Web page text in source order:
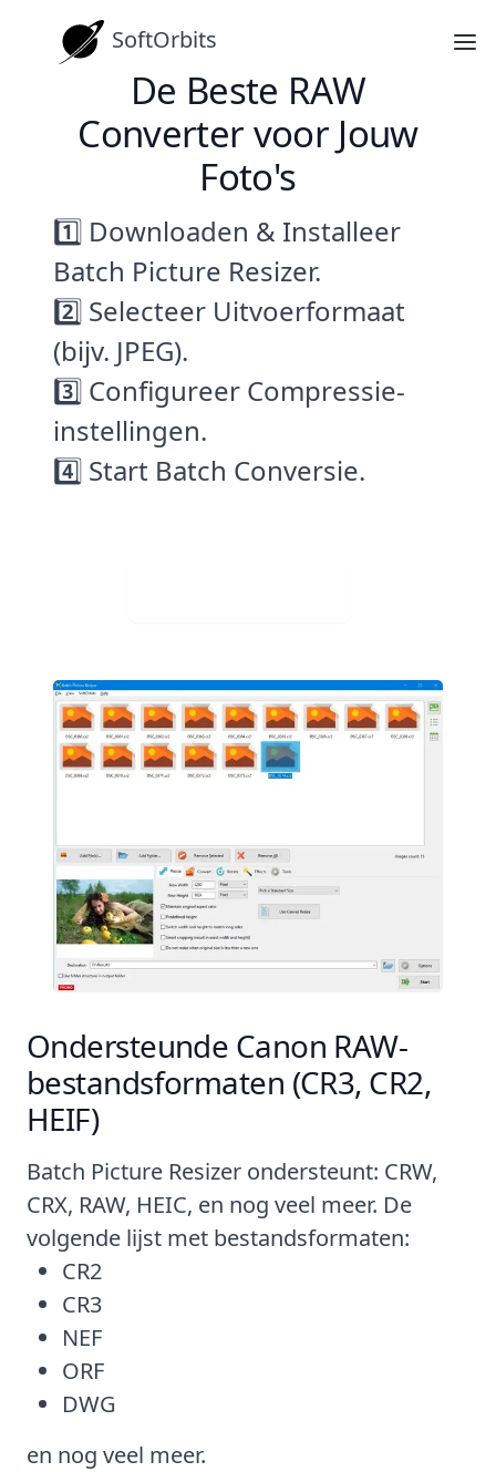
SoftOrbits
De Beste RAW
Converter voor Jouw
Foto's
1️⃣ Downloaden & Installeer
Batch Picture Resizer.
2️⃣ Selecteer Uitvoerformaat
(bijv. JPEG).
3️⃣ Configureer Compressie-
instellingen.
4️⃣ Start Batch Conversie.
Ondersteunde Canon RAW-
bestandsformaten (CR3, CR2,
HEIF)
Batch Picture Resizer ondersteunt: CRW,
CRX, RAW, HEIC, en nog veel meer. De
volgende lijst met bestandsformaten:
CR2
CR3
NEF
ORF
DWG
en nog veel meer.